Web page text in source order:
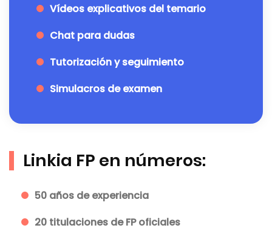
Vídeos explicativos del temario
Chat para dudas
Tutorización y seguimiento
Simulacros de examen
Linkia FP en números:
50 años de experiencia
20 titulaciones de FP oficiales